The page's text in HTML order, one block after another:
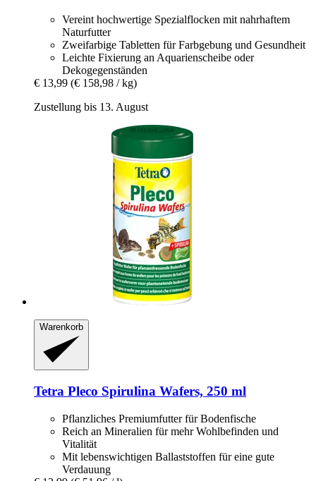
Vereint hochwertige Spezialflocken mit nahrhaftem
Naturfutter
Zweifarbige Tabletten für Farbgebung und Gesundheit
Leichte Fixierung an Aquarienscheibe oder
Dekogegenständen
€ 13,99 (€ 158,98 / kg)
Zustellung bis 13. August
Warenkorb
Tetra Pleco Spirulina Wafers, 250 ml
Pflanzliches Premiumfutter für Bodenfische
Reich an Mineralien für mehr Wohlbefinden und
Vitalität
Mit lebenswichtigen Ballaststoffen für eine gute
Verdauung